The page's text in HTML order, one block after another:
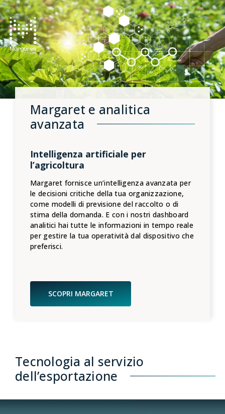
Margaret e analitica
avanzata
Intelligenza artificiale per
l’agricoltura
Margaret fornisce un’intelligenza avanzata per
le decisioni critiche della tua organizzazione,
come modelli di previsione del raccolto o di
stima della domanda. E con i nostri dashboard
analitici hai tutte le informazioni in tempo reale
per gestire la tua operatività dal dispositivo che
preferisci.
SCOPRI MARGARET
Tecnologia al servizio
dell’esportazione